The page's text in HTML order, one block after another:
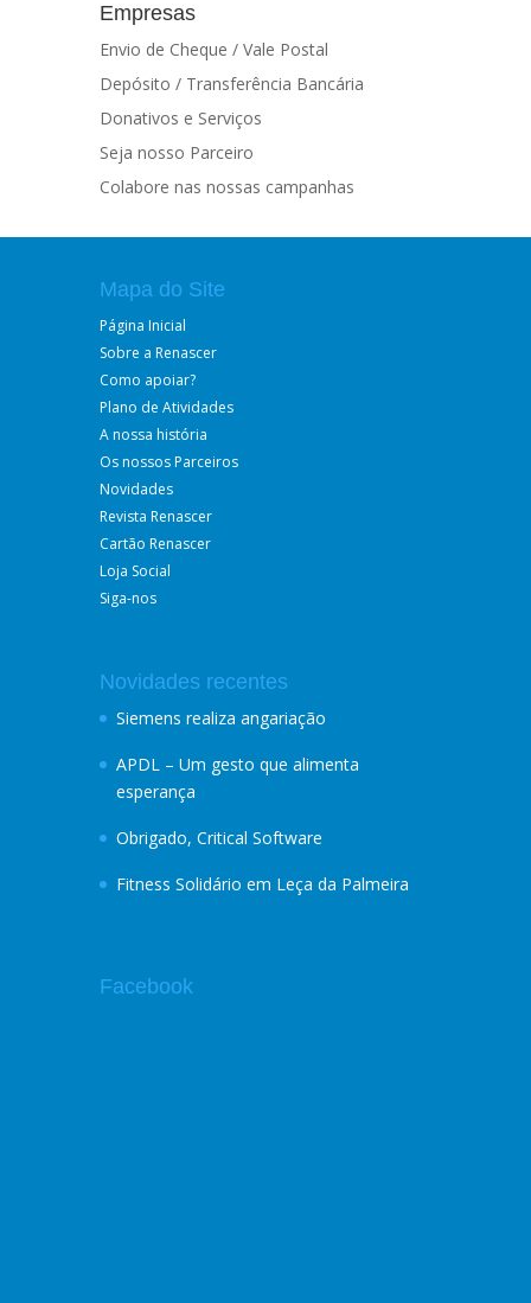
Empresas
Envio de Cheque / Vale Postal
Depósito / Transferência Bancária
Donativos e Serviços
Seja nosso Parceiro
Colabore nas nossas campanhas
Mapa do Site
Página Inicial
Sobre a Renascer
Como apoiar?
Plano de Atividades
A nossa história
Os nossos Parceiros
Novidades
Revista Renascer
Cartão Renascer
Loja Social
Siga-nos
Novidades recentes
Siemens realiza angariação
APDL – Um gesto que alimenta
esperança
Obrigado, Critical Software
Fitness Solidário em Leça da Palmeira
Facebook